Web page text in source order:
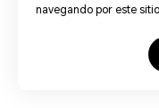
Reto
pruebas
navegando por este